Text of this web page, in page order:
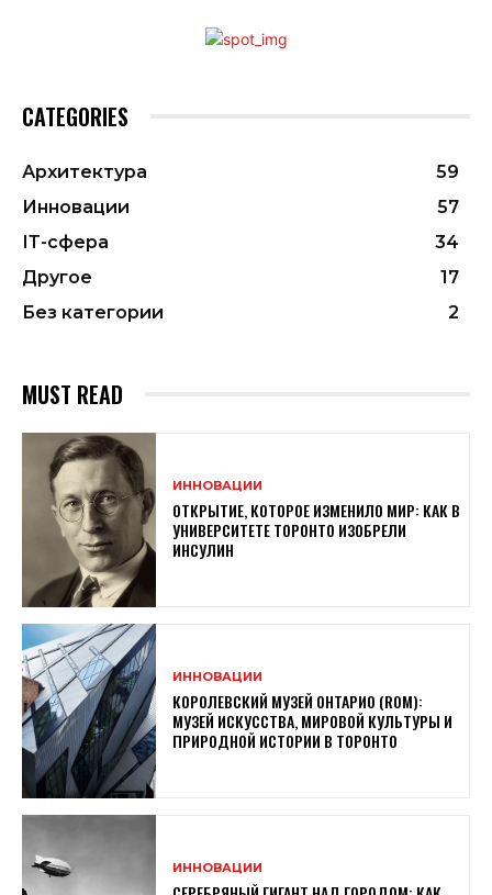
CATEGORIES
Архитектура
59
Инновации
57
ІТ-сфера
34
Другое
17
Без категории
2
MUST READ
ИННОВАЦИИ
ОТКРЫТИЕ, КОТОРОЕ ИЗМЕНИЛО МИР: КАК В
УНИВЕРСИТЕТЕ ТОРОНТО ИЗОБРЕЛИ
ИНСУЛИН
ИННОВАЦИИ
КОРОЛЕВСКИЙ МУЗЕЙ ОНТАРИО (ROM):
МУЗЕЙ ИСКУССТВА, МИРОВОЙ КУЛЬТУРЫ И
ПРИРОДНОЙ ИСТОРИИ В ТОРОНТО
ИННОВАЦИИ